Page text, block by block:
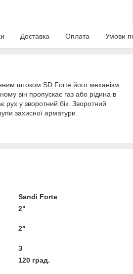
Доставка Оплата Умови
штоком SD Forte його механізм
він пропускає газ або рідина в
рух у зворотний бік. Зворотний
захисної арматури.
Sandi Forte
2"
2"
З
120 град.